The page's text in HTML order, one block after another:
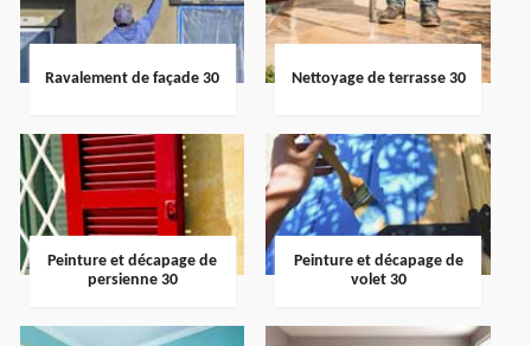
Ravalement de façade 30 Nettoyage de terrasse 30
Peinture et décapage de
persienne 30
Peinture et décapage de
volet 30